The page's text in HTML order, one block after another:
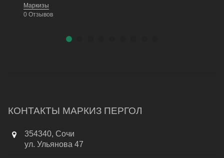
Маркизы
0 Отзывов
КОНТАКТЫ МАРКИЗ ПЕРГОЛ
354340, Сочи
ул. Ульянова 47